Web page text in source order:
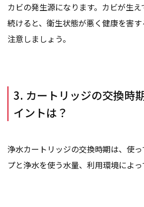
カビの発生源になります。カビが生
続けると、衛生状態が悪く健康を害
注意しましょう。
3. カートリッジの交換時
イントは？
浄水カートリッジの交換時期は、使
プと浄水を使う水量、利用環境によっ